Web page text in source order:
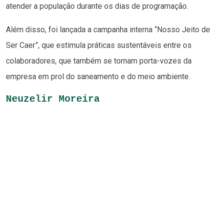
atender a população durante os dias de programação.
Além disso, foi lançada a campanha interna “Nosso Jeito de
Ser Caer”, que estimula práticas sustentáveis entre os
colaboradores, que também se tornam porta-vozes da
empresa em prol do saneamento e do meio ambiente.
Neuzelir Moreira